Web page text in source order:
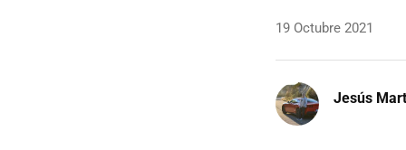
19 Octubre 2021
Jesús